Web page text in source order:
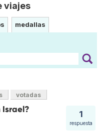
viajes
medallas
votadas
1
respuesta
Israel?